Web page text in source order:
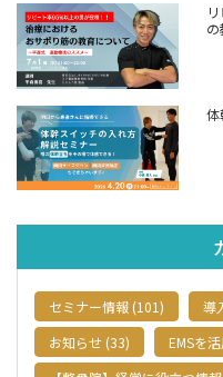
体
セミナー情報 (101)
導
お知らせ (33)
EMSを